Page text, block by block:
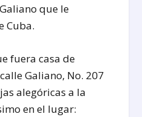
que le
Cuba.
fuera casa de
Galiano, No. 207
alegóricas a la
en el lugar: